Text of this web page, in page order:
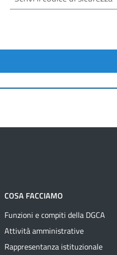
COSA FACCIAMO
Funzioni e compiti della DGCA
Attività amministrative
Rappresentanza istituzionale